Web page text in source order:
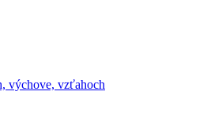
výchove, vzťahoch